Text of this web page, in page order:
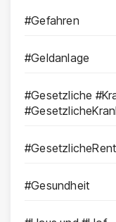
#Gefahren
#Geldanlage
#Gesetzliche
#Gesundheit